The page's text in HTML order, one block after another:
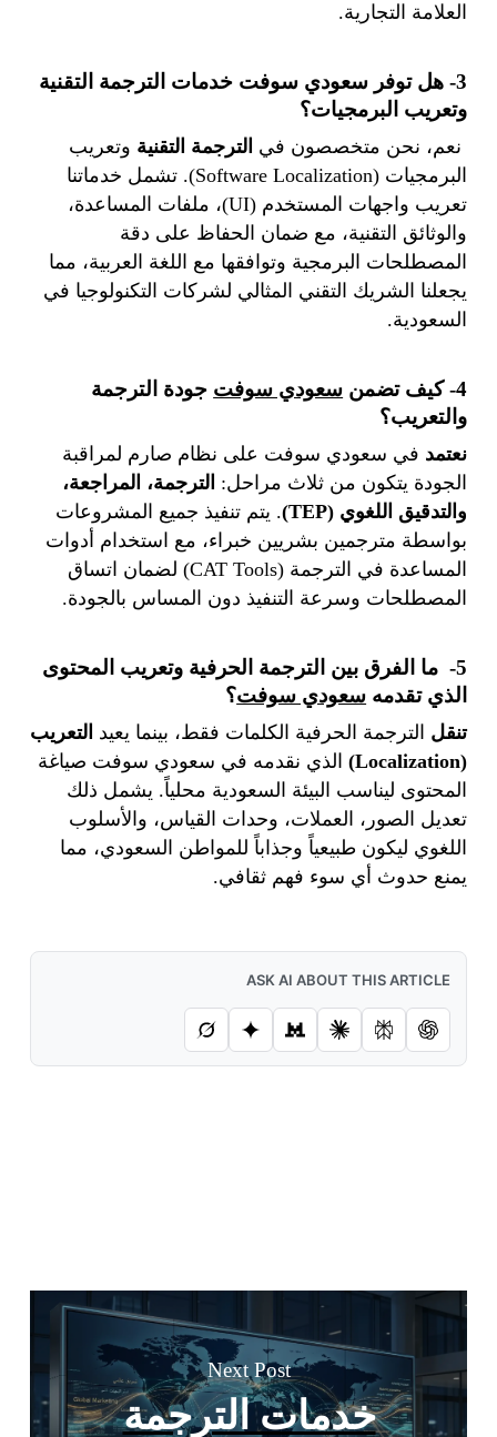
العلامة التجارية.
3- هل توفر سعودي سوفت خدمات الترجمة التقنية
وتعريب البرمجيات؟
نعم، نحن متخصصون في الترجمة التقنية وتعريب
البرمجيات (Software Localization). تشمل خدماتنا
تعريب واجهات المستخدم (UI)، ملفات المساعدة،
والوثائق التقنية، مع ضمان الحفاظ على دقة
المصطلحات البرمجية وتوافقها مع اللغة العربية، مما
يجعلنا الشريك التقني المثالي لشركات التكنولوجيا في
السعودية.
4- كيف تضمن سعودي سوفت جودة الترجمة
والتعريب؟
نعتمد في سعودي سوفت على نظام صارم لمراقبة
الجودة يتكون من ثلاث مراحل: الترجمة، المراجعة،
والتدقيق اللغوي (TEP)
. يتم تنفيذ جميع المشروعات
بواسطة مترجمين بشريين خبراء، مع استخدام أدوات
المساعدة في الترجمة (CAT Tools) لضمان اتساق
المصطلحات وسرعة التنفيذ دون المساس بالجودة.
5- ما الفرق بين الترجمة الحرفية وتعريب المحتوى
الذي تقدمه سعودي سوفت؟
تنقل الترجمة الحرفية الكلمات فقط، بينما يعيد التعريب
(Localization)
الذي نقدمه في سعودي سوفت صياغة
المحتوى ليناسب البيئة السعودية محلياً. يشمل ذلك
تعديل الصور، العملات، وحدات القياس، والأسلوب
اللغوي ليكون طبيعياً وجذاباً للمواطن السعودي، مما
يمنع حدوث أي سوء فهم ثقافي.
ASK AI ABOUT THIS ARTICLE
Next Post
خدمات الترجمة